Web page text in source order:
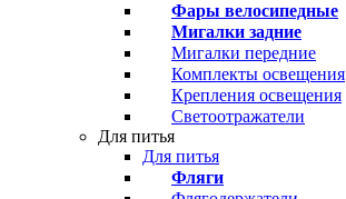
Фары велосипедные
Мигалки задние
Мигалки передние
Комплекты освещения
Крепления освещения
Светоотражатели
Для питья
Для питья
Фляги